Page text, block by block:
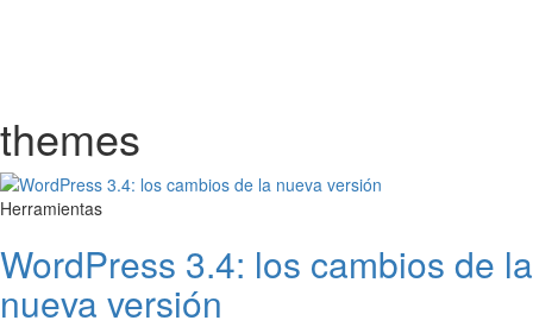
themes
Herramientas
WordPress 3.4: los cambios de la
nueva versión